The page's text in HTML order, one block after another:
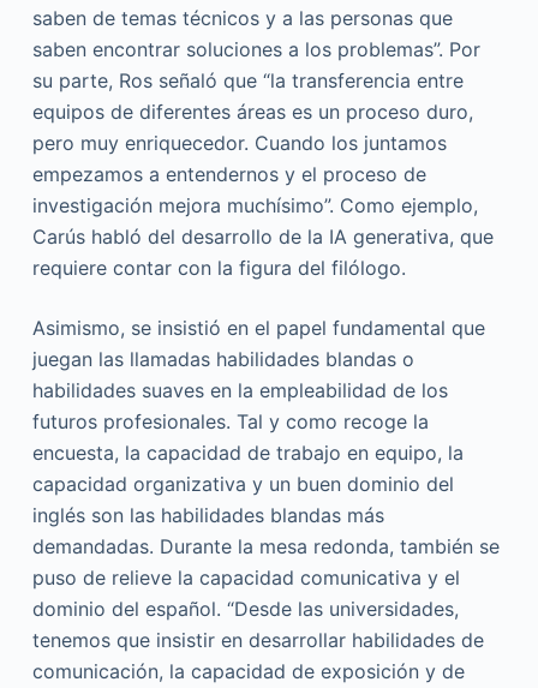
saben de temas técnicos y a las personas que
saben encontrar soluciones a los problemas”. Por
su parte, Ros señaló que “la transferencia entre
equipos de diferentes áreas es un proceso duro,
pero muy enriquecedor. Cuando los juntamos
empezamos a entendernos y el proceso de
investigación mejora muchísimo”. Como ejemplo,
Carús habló del desarrollo de la IA generativa, que
requiere contar con la figura del filólogo.
Asimismo, se insistió en el papel fundamental que
juegan las llamadas habilidades blandas o
habilidades suaves en la empleabilidad de los
futuros profesionales. Tal y como recoge la
encuesta, la capacidad de trabajo en equipo, la
capacidad organizativa y un buen dominio del
inglés son las habilidades blandas más
demandadas. Durante la mesa redonda, también se
puso de relieve la capacidad comunicativa y el
dominio del español. “Desde las universidades,
tenemos que insistir en desarrollar habilidades de
comunicación, la capacidad de exposición y de